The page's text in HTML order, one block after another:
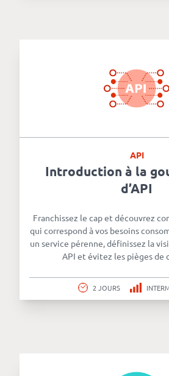
API
Introduction à la
d’API
Franchissez le cap et découvrez
qui correspond à vos besoins
un service pérenne, définissez la
API et évitez les pièges de
2 JOURS